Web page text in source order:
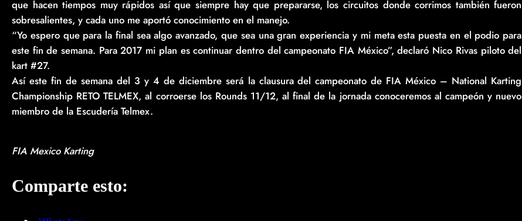
que hacen tiempos muy rápidos así que siempre hay que prepararse, los circuitos donde corrimos también fueron
sobresalientes, y cada uno me aportó conocimiento en el manejo.
“Yo espero que para la final sea algo avanzado, que sea una gran experiencia y mi meta esta puesta en el podio para
este fin de semana. Para 2017 mi plan es continuar dentro del campeonato FIA México”, declaró Nico Rivas piloto del
kart #27.
Así este fin de semana del 3 y 4 de diciembre será la clausura del campeonato de FIA México – National Karting
Championship RETO TELMEX, al corroerse los Rounds 11/12, al final de la jornada conoceremos al campeón y nuevo
miembro de la Escudería Telmex.
FIA Mexico Karting
Comparte esto: